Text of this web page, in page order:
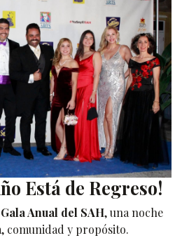
Está de Regreso!
Gala Anual del SAH, una noche
comunidad y propósito.​